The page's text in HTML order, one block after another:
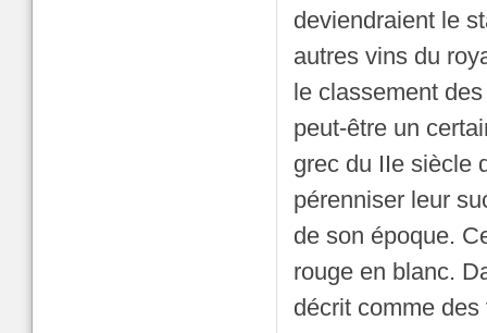
deviendraient le
autres vins du
le classement
peut-être un
grec du IIe siècle
pérenniser leur
de son époque.
rouge en blanc.
décrit comme